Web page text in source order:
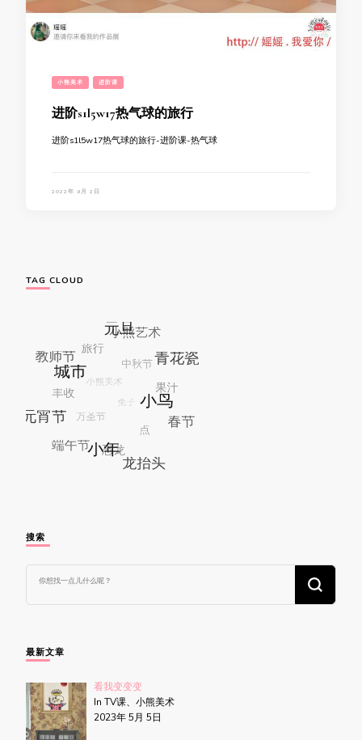
小熊美术 进阶课
进阶s1l5w17热气球的旅行
进阶s1l5w17热气球的旅行-进阶课-热气球
2022年 9月 2日
TAG CLOUD
搜索
么
吗?
最新文章
看我变变变
In TV课、小熊美术
2023年 5月 5日